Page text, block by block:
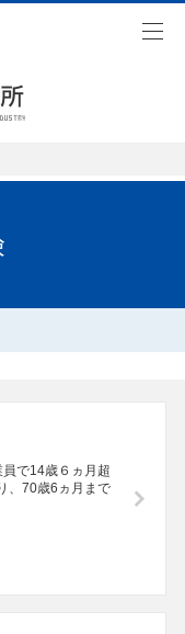
で14歳６ヵ月超
、70歳6ヵ月まで